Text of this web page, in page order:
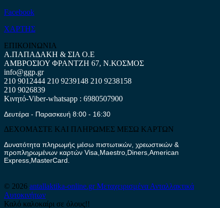
Facebook
ΧΑΡΤΗΣ
ΕΠΙΚΟΙΝΩΝΙΑ
Α.ΠΑΠΑΔΑΚΗ & ΣΙΑ Ο.Ε
ΑΜΒΡΟΣΙΟΥ ΦΡΑΝΤΖΗ 67, Ν.ΚΟΣΜΟΣ
info@ggp.gr
210 9012444 210 9239148 210 9238158
210 9026839
Κινητό-Viber-whatsapp : 6980507900
Δευτέρα - Παρασκευή 8:00 - 16:30
ΔΕΧΟΜΑΣΤΕ ΚΑΙ ΠΛΗΡΩΜΕΣ ΜΕΣΩ ΚΑΡΤΩΝ
Δυνατότητα πληρωμής μέσω πιστωτικών, χρεωστικών &
προπληρωμένων καρτών Visa,Maestro,Diners,American
Express,MasterCard.
© 2026 antallaktika-online.grΜεταχειρισμένα Ανταλλακτικά
Αυτοκινήτων
Καλό καλοκαίρι σε όλους!!